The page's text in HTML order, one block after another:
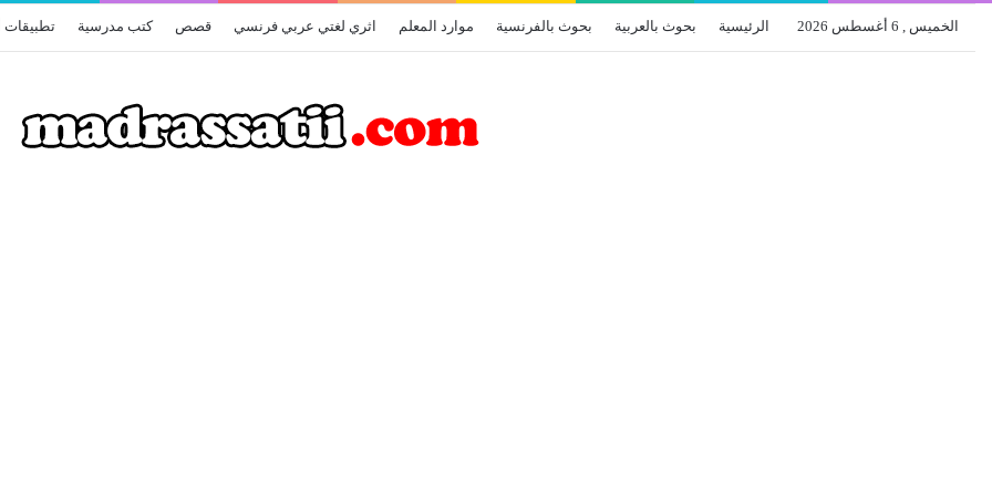
الخميس , 6 أغسطس 2026 الرئيسية بحوث بالعربية بحوث بالفرنسية موارد المعلم اثري لغتي عربي فرنسي قصص كتب مدرسية تطبيقات